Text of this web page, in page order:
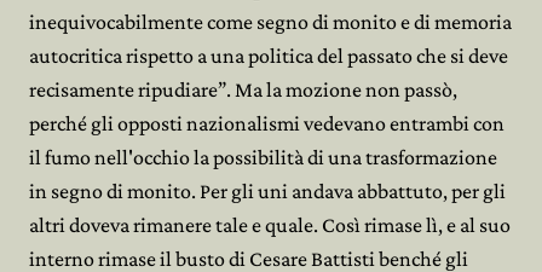
inequivocabilmente come segno di monito e di memoria
autocritica rispetto a una politica del passato che si deve
recisamente ripudiare”. Ma la mozione non passò,
perché gli opposti nazionalismi vedevano entrambi con
il fumo nell'occhio la possibilità di una trasformazione
in segno di monito. Per gli uni andava abbattuto, per gli
altri doveva rimanere tale e quale. Così rimase lì, e al suo
interno rimase il busto di Cesare Battisti benché gli